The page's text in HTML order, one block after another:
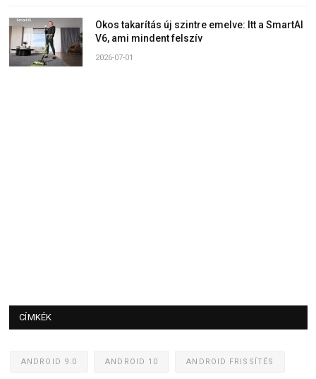
Okos takarítás új szintre emelve: Itt a SmartAI
V6, ami mindent felszív
2026-07-01
CÍMKÉK
ANDROID 9.0 ANDROID 10 ANDROID FRISSÍTÉS